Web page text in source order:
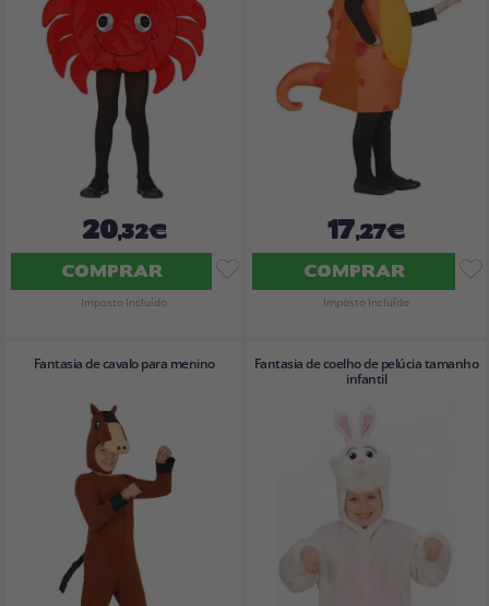
20,32€
COMPRAR
Imposto Incluído
17,27€
COMPRAR
Imposto Incluído
Fantasia de cavalo para menino
Fantasia de coelho de pelúcia tamanho
infantil